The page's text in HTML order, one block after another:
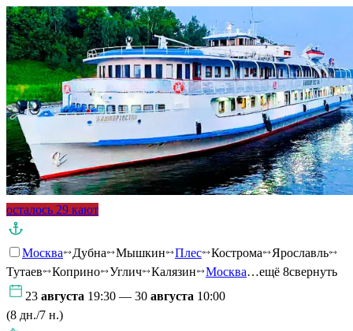
осталось 29 кают
Москва Дубна Мышкин Плес Кострома
Ярославль
Тутаев
Коприно Углич Калязин Москва…ещё 8свернуть
23 августа 19:30 — 30 августа 10:00
(8 дн./7 н.)